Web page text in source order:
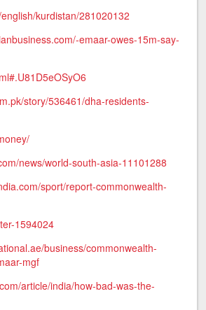
kurdistan/281020132
emaar-owes-15m-say-
story/536461/dha-residents-
news/world-south-asia-11101288
sport/report-commonwealth-
1594024
business/commonwealth-
mgf
article/india/how-bad-was-the-